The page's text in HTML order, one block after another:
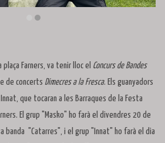
Farners, va tenir lloc el Concurs de Bandes
de concerts Dimecres a la Fresca. Els guanyadors
que tocaran a les Barraques de la Festa
El grup "Masko" ho farà el divendres 20 de
banda "Catarres", i el grup "Innat" ho farà el dia